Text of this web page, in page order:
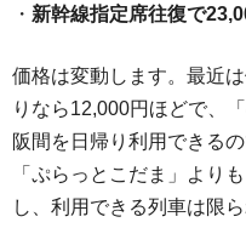
・ 新幹線指定席往復で
価格は変動します。最近
りなら12,000円ほどで、
阪間を日帰り利用できる
「ぷらっとこだま」より
し、利用できる列車は限